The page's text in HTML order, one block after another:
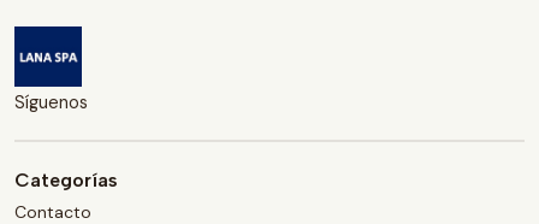
Síguenos
Categorías
Contacto